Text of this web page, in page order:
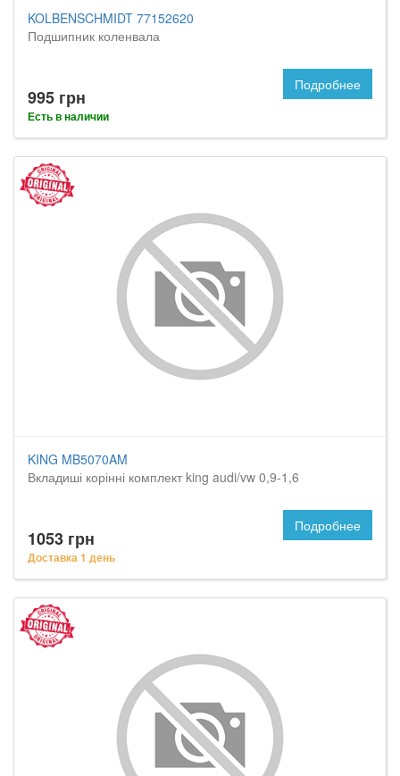
KOLBENSCHMIDT 77152620
Подшипник коленвала
995 грн
Есть в наличии
Подробнее
KING MB5070AM
Вкладиші корінні комплект king audi/vw 0,9-1,6
1053 грн
Доставка 1 день
Подробнее